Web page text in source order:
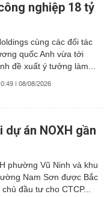
nghiệp 18 tỷ
cùng các đối tác
quốc Anh vừa tới
đề xuất ý tưởng làm...
| 08/08/2026
án NOXH gần
phường Vũ Ninh và khu
Nam Sơn được Bắc
đầu tư cho CTCP...